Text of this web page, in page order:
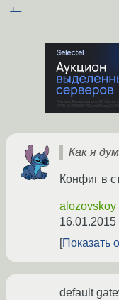
←
Как я
Конфиг в
alozovskoy
Показать
default